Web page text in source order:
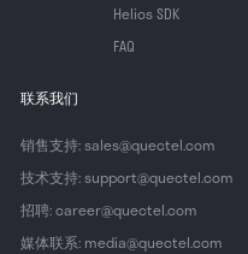
Helios SDK
FAQ
联系我们
销售支持: sales@quectel.com
技术支持: support@quectel.com
招聘: career@quectel.com
媒体联系: media@quectel.com